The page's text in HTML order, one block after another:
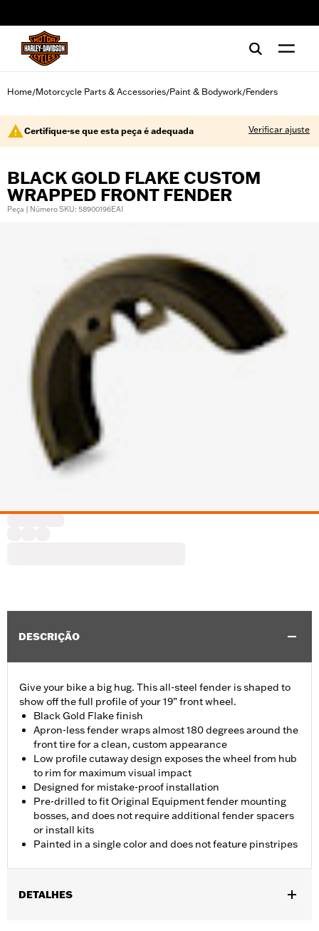
Home/Motorcycle Parts & Accessories/Paint & Bodywork/Fenders
Certifique-se que esta peça é adequada Verificar ajuste
BLACK GOLD FLAKE CUSTOM
WRAPPED FRONT FENDER
Peça | Número SKU: 58900196EAI
DESCRIÇÃO
Give your bike a big hug. This all-steel fender is shaped to
show off the full profile of your 19” front wheel.
Black Gold Flake finish
Apron-less fender wraps almost 180 degrees around the
front tire for a clean, custom appearance
Low profile cutaway design exposes the wheel from hub
to rim for maximum visual impact
Designed for mistake-proof installation
Pre-drilled to fit Original Equipment fender mounting
bosses, and does not require additional fender spacers
or install kits
Painted in a single color and does not feature pinstripes
DETALHES